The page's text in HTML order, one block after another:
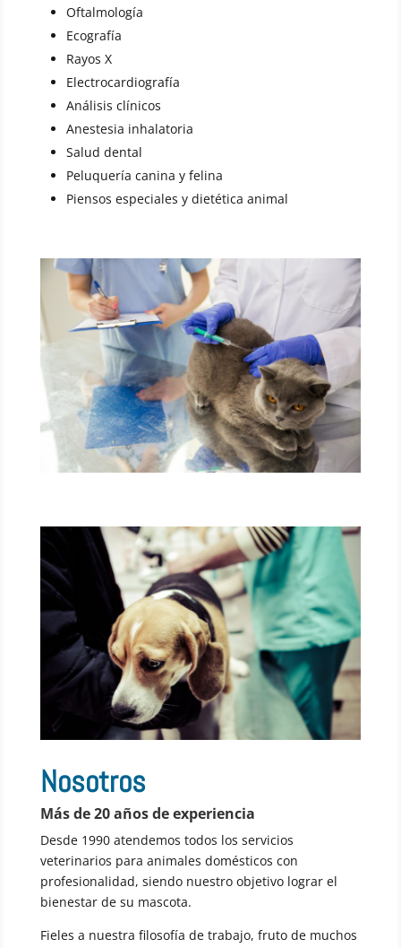
Oftalmología
Ecografía
Rayos X
Electrocardiografía
Análisis clínicos
Anestesia inhalatoria
Salud dental
Peluquería canina y felina
Piensos especiales y dietética animal
Nosotros
Más de 20 años de experiencia
Desde 1990 atendemos todos los servicios
veterinarios para animales domésticos con
profesionalidad, siendo nuestro objetivo lograr el
bienestar de su mascota.
Fieles a nuestra filosofía de trabajo, fruto de muchos